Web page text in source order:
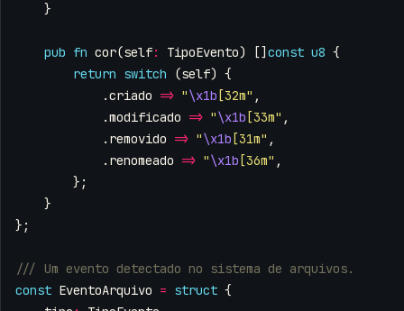
}
pub fn cor(self: TipoEvento) [] const u8 {
return switch (self) {
.criado => "\x1b [32m" ,
.modificado => "\x1b [33m" ,
. removido => "\x1b [31m" ,
. renomeado => "\x1b [36m" ,
};
}
};
const EventoArquivo = struct {